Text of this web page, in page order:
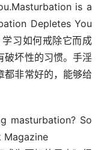
is a
Depletes You
习如何戒除它而成
破坏性的习惯。手淫
都非常好的，能够给
masturbation? So
Magazine